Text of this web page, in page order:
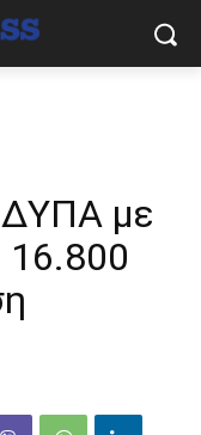
ΔΥΠΑ με